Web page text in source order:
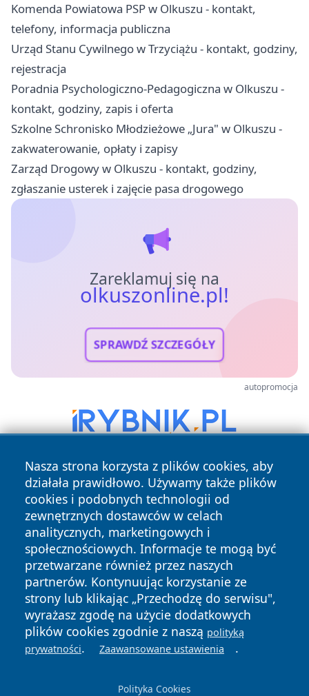
Komenda Powiatowa PSP w Olkuszu - kontakt,
telefony, informacja publiczna
Urząd Stanu Cywilnego w Trzyciążu - kontakt, godziny,
rejestracja
Poradnia Psychologiczno-Pedagogiczna w Olkuszu -
kontakt, godziny, zapis i oferta
Szkolne Schronisko Młodzieżowe „Jura" w Olkuszu -
zakwaterowanie, opłaty i zapisy
Zarząd Drogowy w Olkuszu - kontakt, godziny,
zgłaszanie usterek i zajęcie pasa drogowego
Zareklamuj się na
olkuszonline.pl!
SPRAWDŹ SZCZEGÓŁY
autopromocja
Nasza strona korzysta z plików cookies, aby
działała prawidłowo. Używamy także plików
cookies i podobnych technologii od
zewnętrznych dostawców w celach
analitycznych, marketingowych i
społecznościowych. Informacje te mogą być
przetwarzane również przez naszych
partnerów. Kontynuując korzystanie ze
strony lub klikając „Przechodzę do serwisu",
wyrażasz zgodę na użycie dodatkowych
plików cookies zgodnie z naszą polityką
prywatności. Zaawansowane ustawienia .
Polityka Cookies
Copyright © 2026 olkuszonline.pl Wszystkie prawa
zastrzeżone.
News Autorzy
Polityka
Prywatności
Polityka
Cookies